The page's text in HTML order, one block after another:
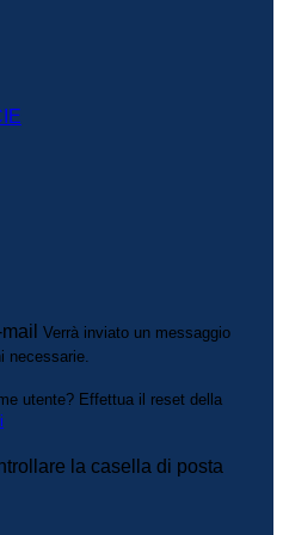
Verrà inviato un messaggio
necessarie.
utente? Effettua il reset della
la casella di posta